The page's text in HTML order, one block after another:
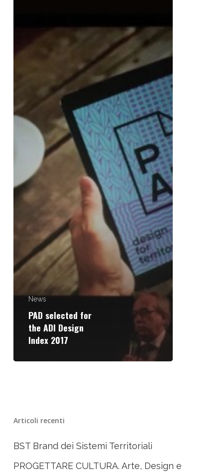
News
PAD selected for
the ADI Design
Index 2017
Articoli recenti
BST Brand dei Sistemi Territoriali
PROGETTARE CULTURA. Arte, Design e